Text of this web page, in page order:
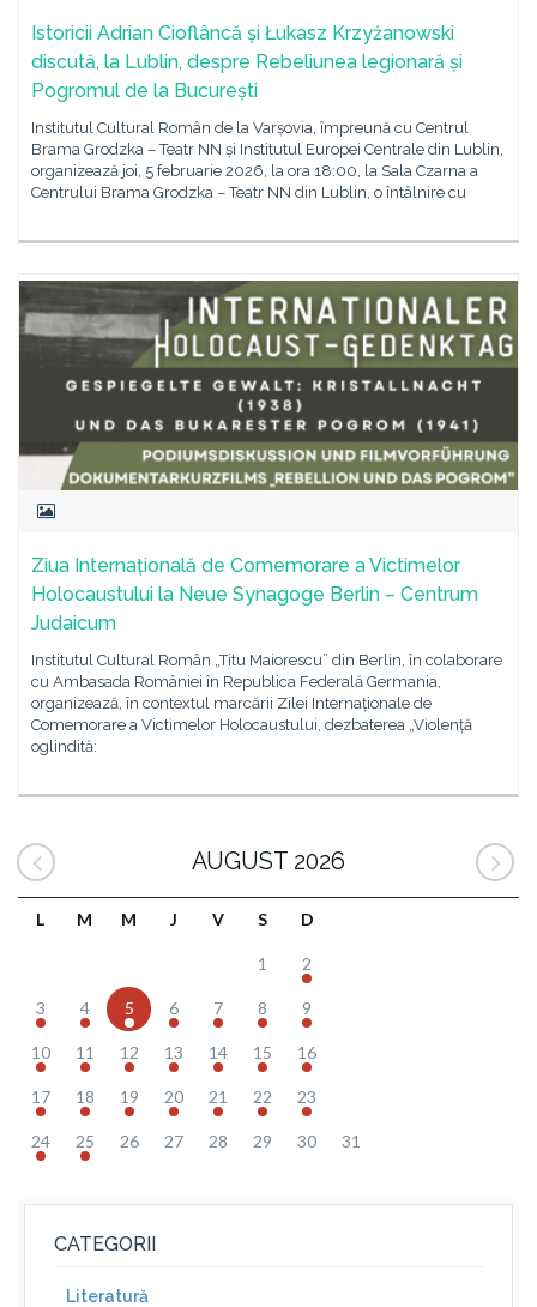
Istoricii Adrian Cioflâncă și Łukasz Krzyżanowski
discută, la Lublin, despre Rebeliunea legionară și
Pogromul de la București
Institutul Cultural Român de la Varșovia, împreună cu Centrul
Brama Grodzka – Teatr NN și Institutul Europei Centrale din Lublin,
organizează joi, 5 februarie 2026, la ora 18:00, la Sala Czarna a
Centrului Brama Grodzka – Teatr NN din Lublin, o întâlnire cu
Ziua Internațională de Comemorare a Victimelor
Holocaustului la Neue Synagoge Berlin – Centrum
Judaicum
Institutul Cultural Român „Titu Maiorescu” din Berlin, în colaborare
cu Ambasada României în Republica Federală Germania,
organizează, în contextul marcării Zilei Internaționale de
Comemorare a Victimelor Holocaustului, dezbaterea „Violență
oglindită:
AUGUST 2026
L M M J V S D
1 2
3 4 5 6 7 8 9
10 11 12 13 14 15 16
17 18 19 20 21 22 23
24 25 26 27 28 29 30 31
CATEGORII
Literatură